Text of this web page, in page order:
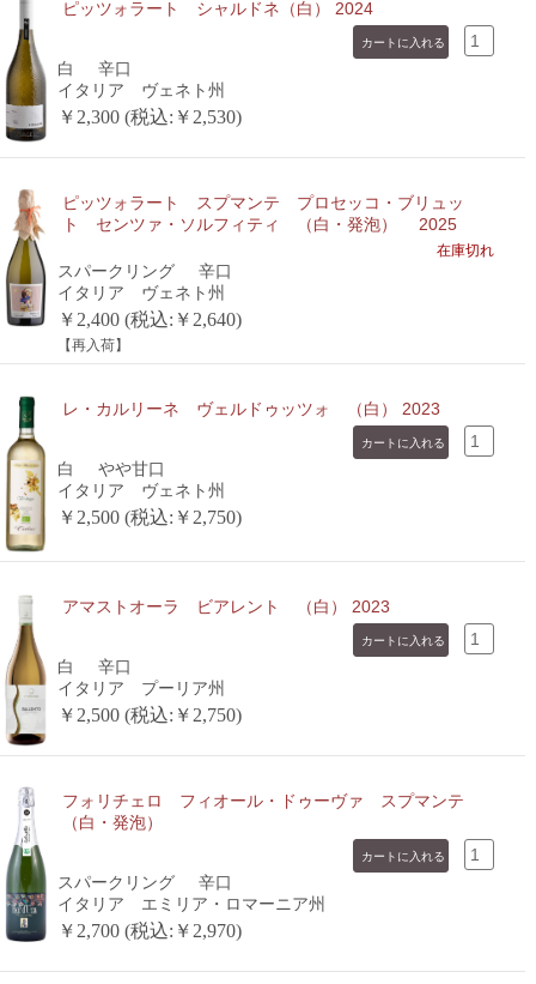
ピッツォラート シャルドネ（白） 2024
白
辛口
イタリア ヴェネト州
￥2,300 (税込:￥2,530)
ピッツォラート スプマンテ プロセッコ・ブリュッ
ト センツァ・ソルフィティ （白・発泡） 2025
在庫切れ
スパークリング
辛口
イタリア ヴェネト州
￥2,400 (税込:￥2,640)
【再入荷】
レ・カルリーネ ヴェルドゥッツォ （白） 2023
白
やや甘口
イタリア ヴェネト州
￥2,500 (税込:￥2,750)
アマストオーラ ビアレント （白） 2023
白
辛口
イタリア プーリア州
￥2,500 (税込:￥2,750)
フォリチェロ フィオール・ドゥーヴァ スプマンテ
（白・発泡）
スパークリング
辛口
イタリア エミリア・ロマーニア州
￥2,700 (税込:￥2,970)